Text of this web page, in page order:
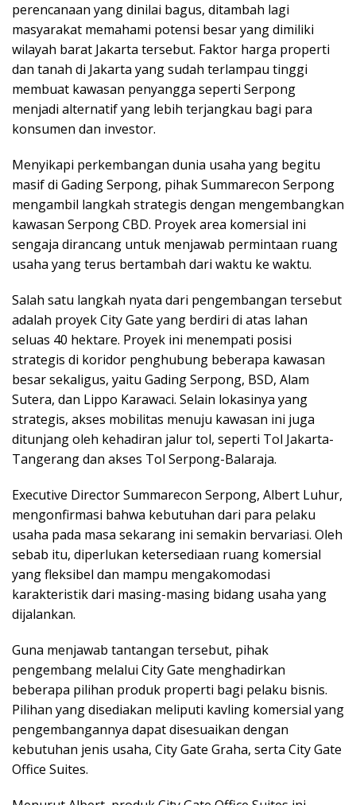
perencanaan yang dinilai bagus, ditambah lagi
masyarakat memahami potensi besar yang dimiliki
wilayah barat Jakarta tersebut. Faktor harga properti
dan tanah di Jakarta yang sudah terlampau tinggi
membuat kawasan penyangga seperti Serpong
menjadi alternatif yang lebih terjangkau bagi para
konsumen dan investor.
Menyikapi perkembangan dunia usaha yang begitu
masif di Gading Serpong, pihak Summarecon Serpong
mengambil langkah strategis dengan mengembangkan
kawasan Serpong CBD. Proyek area komersial ini
sengaja dirancang untuk menjawab permintaan ruang
usaha yang terus bertambah dari waktu ke waktu.
Salah satu langkah nyata dari pengembangan tersebut
adalah proyek City Gate yang berdiri di atas lahan
seluas 40 hektare. Proyek ini menempati posisi
strategis di koridor penghubung beberapa kawasan
besar sekaligus, yaitu Gading Serpong, BSD, Alam
Sutera, dan Lippo Karawaci. Selain lokasinya yang
strategis, akses mobilitas menuju kawasan ini juga
ditunjang oleh kehadiran jalur tol, seperti Tol Jakarta-
Tangerang dan akses Tol Serpong-Balaraja.
Executive Director Summarecon Serpong, Albert Luhur,
mengonfirmasi bahwa kebutuhan dari para pelaku
usaha pada masa sekarang ini semakin bervariasi. Oleh
sebab itu, diperlukan ketersediaan ruang komersial
yang fleksibel dan mampu mengakomodasi
karakteristik dari masing-masing bidang usaha yang
dijalankan.
Guna menjawab tantangan tersebut, pihak
pengembang melalui City Gate menghadirkan
beberapa pilihan produk properti bagi pelaku bisnis.
Pilihan yang disediakan meliputi kavling komersial yang
pengembangannya dapat disesuaikan dengan
kebutuhan jenis usaha, City Gate Graha, serta City Gate
Office Suites.